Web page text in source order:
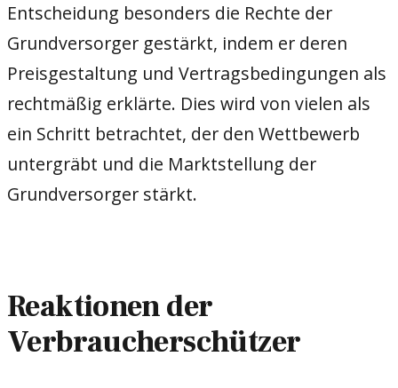
Entscheidung besonders die Rechte der
Grundversorger gestärkt, indem er deren
Preisgestaltung und Vertragsbedingungen als
rechtmäßig erklärte. Dies wird von vielen als
ein Schritt betrachtet, der den Wettbewerb
untergräbt und die Marktstellung der
Grundversorger stärkt.
Reaktionen der
Verbraucherschützer